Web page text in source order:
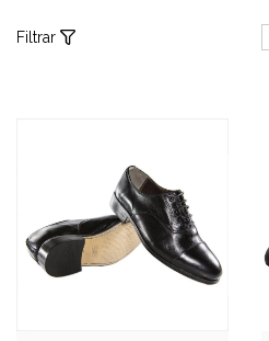
Filtrar